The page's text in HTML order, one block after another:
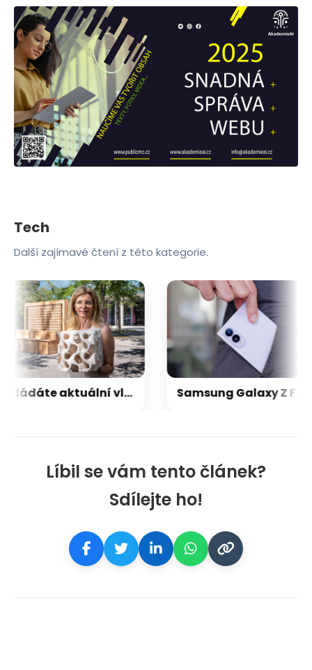
Líbil se vám tento článek?
Sdílejte ho!
Tech
Další zajímavé čtení z této kategorie.
Nezvládáte aktuální vlnu veder? Vědci z Rakouska přišli s elegantním řešením chlazení vzduchu